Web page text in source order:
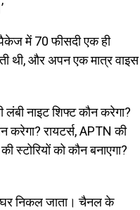
में 70 फीसदी एक ही
थी, और अपन एक मात्र वाइस
लंबी नाइट शिफ्ट कौन करेगा?
करेगा? रायटर्स, APTN की
को कौन बनाएगा?
निकल जाता। चैनल के